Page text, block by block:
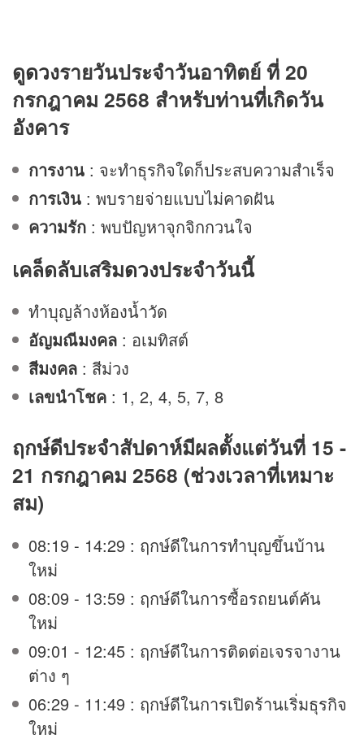
ดูดวงรายวันประจำวันอาทิตย์ ที่ 20
กรกฎาคม 2568 สำหรับท่านที่เกิดวัน
อังคาร
การงาน : จะทำธุรกิจใดก็ประสบความสำเร็จ
การเงิน : พบรายจ่ายแบบไม่คาดฝัน
ความรัก : พบปัญหาจุกจิกกวนใจ
เคล็ดลับเสริมดวงประจำวันนี้
ทำบุญล้างห้องน้ำวัด
อัญมณีมงคล : อเมทิสต์
สีมงคล : สีม่วง
เลขนำโชค : 1, 2, 4, 5, 7, 8
ฤกษ์ดีประจำสัปดาห์มีผลตั้งแต่วันที่ 15 -
21 กรกฎาคม 2568 (ช่วงเวลาที่เหมาะ
สม)
08:19 - 14:29 : ฤกษ์ดีในการทำบุญขึ้นบ้าน
ใหม่
08:09 - 13:59 : ฤกษ์ดีในการซื้อรถยนต์คัน
ใหม่
09:01 - 12:45 : ฤกษ์ดีในการติดต่อเจรจางาน
ต่าง ๆ
06:29 - 11:49 : ฤกษ์ดีในการเปิดร้านเริ่มธุรกิจ
ใหม่